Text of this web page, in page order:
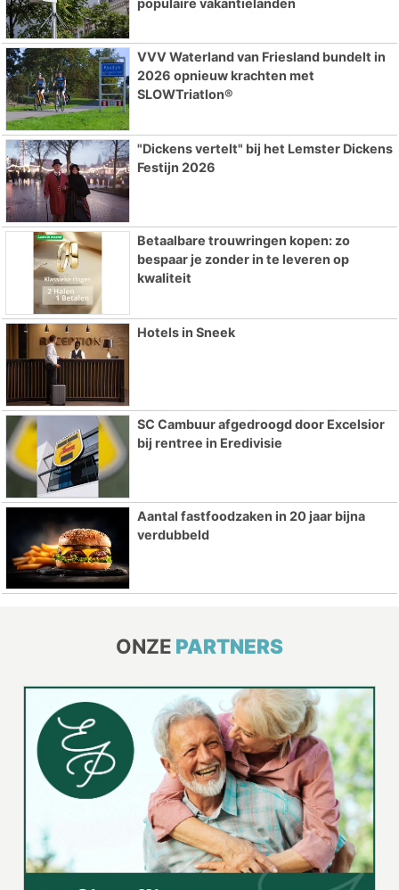
VVV Waterland van Friesland bundelt in
2026 opnieuw krachten met
SLOWTriatlon®
"Dickens vertelt" bij het Lemster Dickens
Festijn 2026
Betaalbare trouwringen kopen: zo
bespaar je zonder in te leveren op
kwaliteit
Hotels in Sneek
SC Cambuur afgedroogd door Excelsior
bij rentree in Eredivisie
Aantal fastfoodzaken in 20 jaar bijna
verdubbeld
ONZE PARTNERS